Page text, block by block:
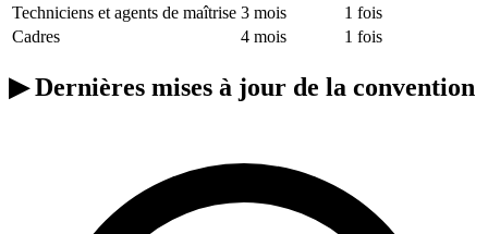
Techniciens et agents de maîtrise 3 mois
1 fois
Cadres
4 mois 1 fois
▶Dernières mises à jour de la convention